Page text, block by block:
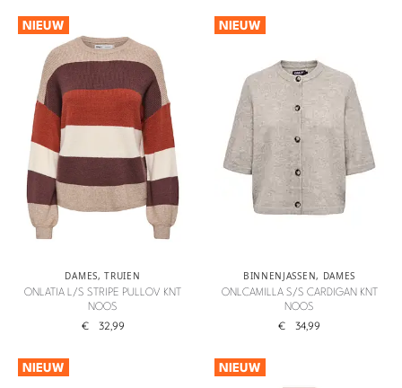
NIEUW
DAMES,TRUIEN
ONLATIA L/S STRIPE PULLOV KNT
NOOS
€ 32,99
NIEUW
BINNENJASSEN, DAMES
ONLCAMILLA S/S CARDIGAN KNT
NOOS
€ 34,99
NIEUW NIEUW